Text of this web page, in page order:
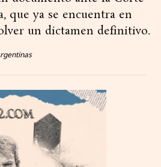
que ya se encuentra en
un dictamen definitivo.